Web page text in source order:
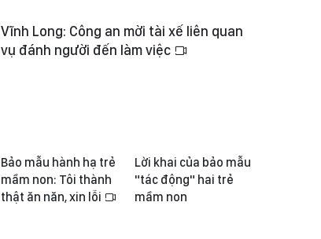
Vĩnh Long: Công an mời tài xế liên quan
vụ đánh người đến làm việc
Bảo mẫu hành hạ trẻ
mầm non: Tôi thành
thật ăn năn, xin lỗi
Lời khai của bảo mẫu
"tác động" hai trẻ
mầm non